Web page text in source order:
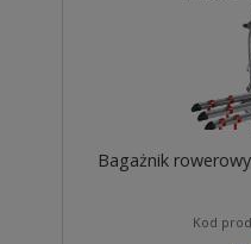
Bagażnik
Kod